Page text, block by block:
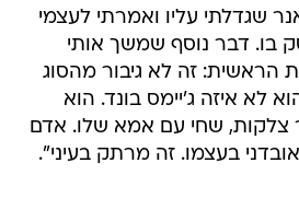
שגדלתי עליו ואמרתי לעצמי
בו. דבר נוסף שמשך אותי
הראשית: זה לא גיבור מהסוג
לא איזה ג'יימס בונד. הוא
צלקות, שחי עם אמא שלו. אדם
בעצמו. זה מרתק בעיני".